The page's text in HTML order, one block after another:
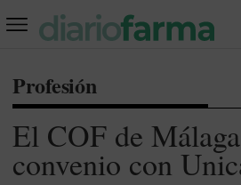
Profesión
El COF de
convenio con